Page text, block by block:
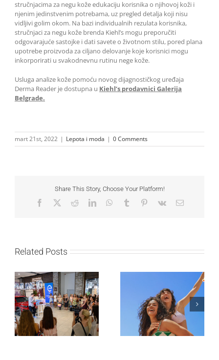
stručnjacima za negu kože edukaciju korisnika o njihovoj koži i
njenim jedinstvenim potrebama, uz pregled detalja koji nisu
vidljivi golim okom. Na bazi individualnih rezulata korisnika,
stručnjaci za negu kože brenda Kiehl’s mogu preporučiti
odgovarajuće sastojke i dati savete o životnom stilu, pored plana
upotrebe proizvoda za ciljano delovanje koje korisnici mogu
inkorporirati u svakodnevnu rutinu nege kože.
Usluga analize kože pomoću novog dijagnostičkog uređaja
Derma Reader je dostupna u Kiehl’s prodavnici Galerija
Belgrade.
mart 21st, 2022 | Lepota i moda | 0 Comments
Share This Story, Choose Your Platform!
Facebook RedditLinkedInWhatsApp
Tumblr Pinterest
Vk Email
Related Posts
Lilly Drogerie proslavile
10. online rođendan,
uručile automobil
Citroën C3 i najavile
saradnju sa
šampionkom Andreom
Leto menja naše navike
– vreme je da
promenite i beauty
rutinu